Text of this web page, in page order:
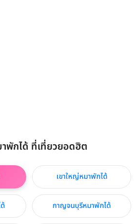
พักได้ ที่เที่ยวยอดฮิต
เขาใหญ่หมาพักได้
กาญจนบุรีหมาพักได้